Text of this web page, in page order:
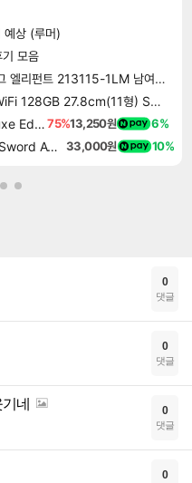
예상 (루머)
모음
펀트 213115-1LM 남여공용 220
27.8cm(11형) S펜포함 태블릿PC
스콘 디럭스 에디션 Scorn Deluxe Edition75%13,250원 6%
드래곤소드 어웨이크닝 DragonSword Awakening 33,000원 10%
0
댓글
0
댓글
네 0
댓글
0